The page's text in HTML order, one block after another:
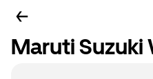
Maruti Suzuki